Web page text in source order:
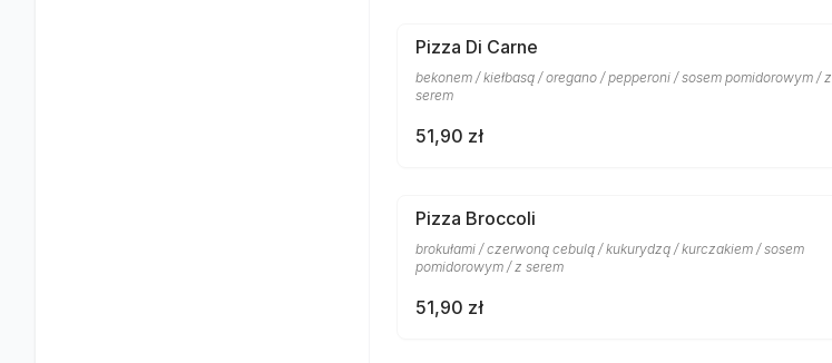
Pizza Di Carne
bekonem / kiełbasą / oregano / pepperoni / sosem pomidorowym / z
serem
51,90 zł
Pizza Broccoli
brokułami / czerwoną cebulą / kukurydzą / kurczakiem / sosem
pomidorowym / z serem
51,90 zł